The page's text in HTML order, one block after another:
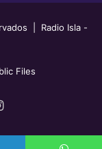
| Radio Isla -
Files
Instagram